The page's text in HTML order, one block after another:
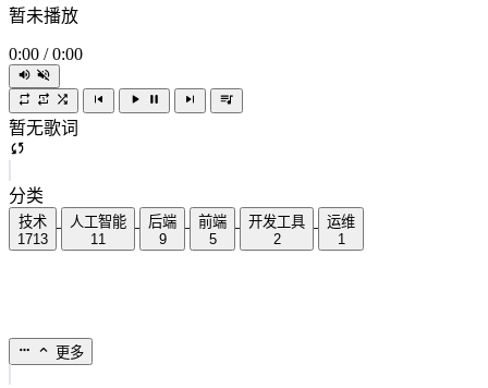
暂未播放
0:00 / 0:00
暂无歌词
分类
技术
1713
人工智能
11
后端
9
前端
5
开发工具
2
运维
1
更多